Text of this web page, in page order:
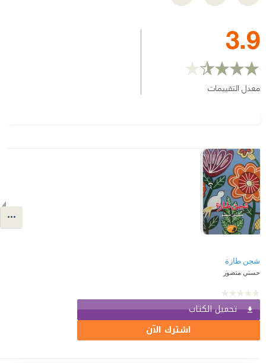
3.9
معدل التقييمات
شجن طازة
حسني منصور
تحميل الكتاب
اشترك الآن